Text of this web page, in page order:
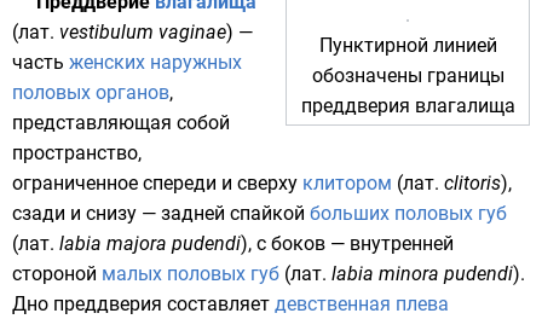
Пунктирной линией
обозначены границы
преддверия влагалища
(лат. vestibulum vaginae) —
часть женских наружных
половых органов,
представляющая собой
пространство,
ограниченное спереди и сверху клитором (лат. clitoris),
сзади и снизу — задней спайкой больших половых губ
(лат. labia majora pudendi), с боков — внутренней
стороной малых половых губ (лат. labia minora pudendi).
Дно преддверия составляет девственная плева